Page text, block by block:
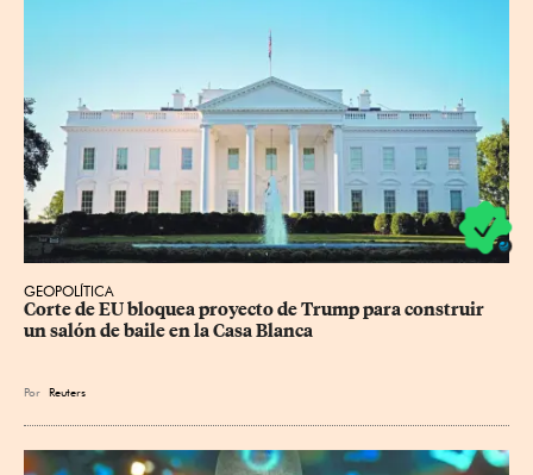
GEOPOLÍTICA
Corte de EU bloquea proyecto de Trump para construir
un salón de baile en la Casa Blanca
Por Reuters